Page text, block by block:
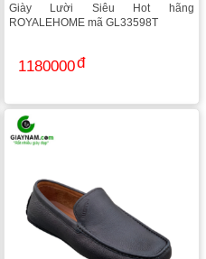
Giày Lười Siêu Hot hãng
ROYALEHOME mã GL33598T
1180000